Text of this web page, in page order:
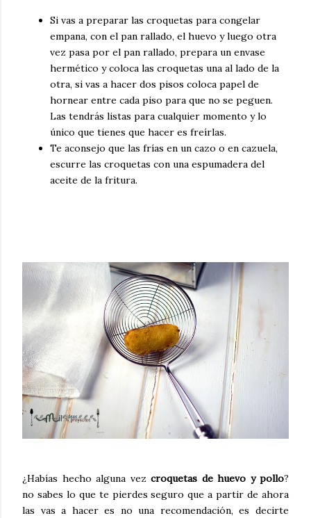
Si vas a preparar las croquetas para congelar
empana, con el pan rallado, el huevo y luego otra
vez pasa por el pan rallado, prepara un envase
hermético y coloca las croquetas una al lado de la
otra, si vas a hacer dos pisos coloca papel de
hornear entre cada piso para que no se peguen.
Las tendrás listas para cualquier momento y lo
único que tienes que hacer es freírlas.
Te aconsejo que las frías en un cazo o en cazuela,
escurre las croquetas con una espumadera del
aceite de la fritura.
¿Habías hecho alguna vez croquetas de huevo y pollo?
no sabes lo que te pierdes seguro que a partir de ahora
las vas a hacer es no una recomendación, es decirte